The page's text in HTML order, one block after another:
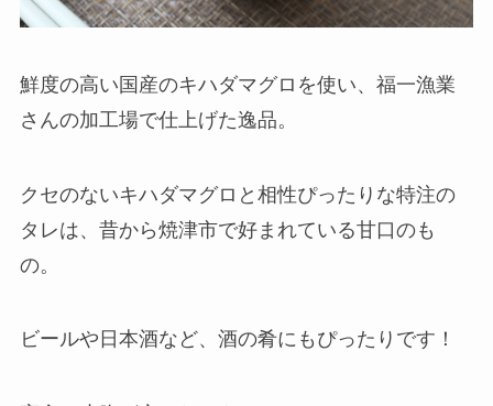
鮮度の高い国産のキハダマグロを使い、福一漁業
さんの加工場で仕上げた逸品。
クセのないキハダマグロと相性ぴったりな特注の
タレは、昔から焼津市で好まれている甘口のも
の。
ビールや日本酒など、酒の肴にもぴったりです！